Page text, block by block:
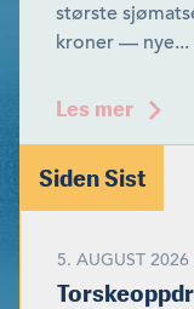
største
kroner — nye...
Les mer
Siden Sist
5. AUGUST 2026